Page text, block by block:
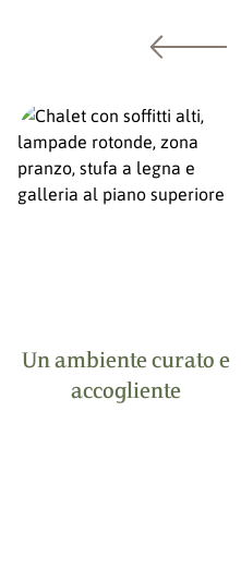
Un ambiente curato e
accogliente